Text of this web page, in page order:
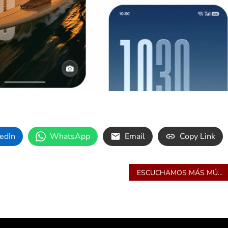
WhatsApp Email Copy Link
ESCUCHAMOS MÁS MÚSICA QUE NUNCA, ¿ESTAMOS CUIDANDO NUESTRA AUDICIÓN?